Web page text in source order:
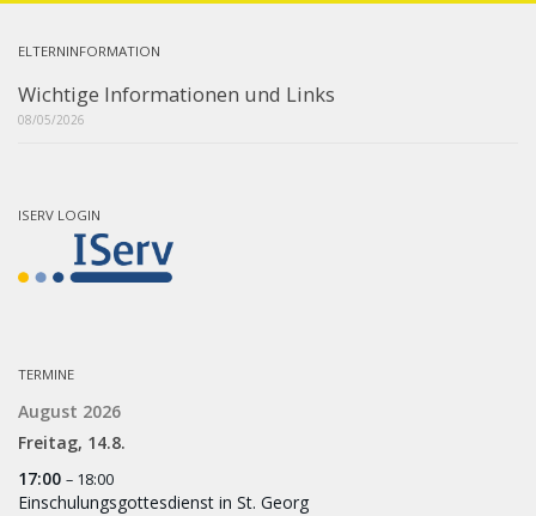
ELTERNINFORMATION
Wichtige Informationen und Links
08/05/2026
ISERV LOGIN
TERMINE
August 2026
Freitag, 14.8.
17:00 – 18:00
Einschulungsgottesdienst in St. Georg